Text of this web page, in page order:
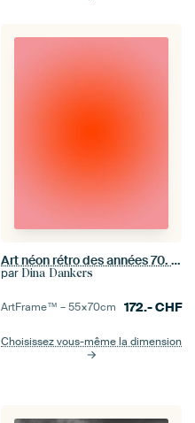
Art néon rétro des années 70. Dégradé abstrait en orange et rose
par Dina Dankers
ArtFrame™ –55×70cm 172.-CHF
Choisissez vous-même la dimension